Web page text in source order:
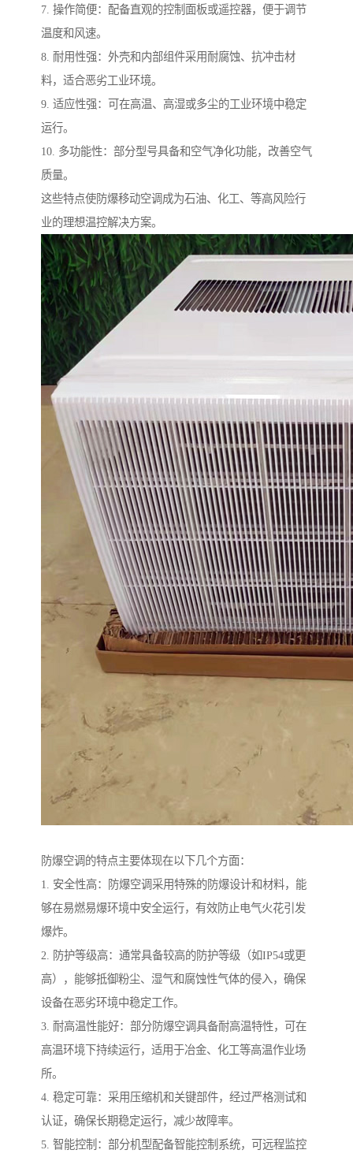
7. 操作简便：配备直观的控制面板或遥控器，便于调节
温度和风速。
8. 耐用性强：外壳和内部组件采用耐腐蚀、抗冲击材
料，适合恶劣工业环境。
9. 适应性强：可在高温、高湿或多尘的工业环境中稳定
运行。
10. 多功能性：部分型号具备和空气净化功能，改善空气
质量。
这些特点使防爆移动空调成为石油、化工、等高风险行
业的理想温控解决方案。
防爆空调的特点主要体现在以下几个方面：
1. 安全性高：防爆空调采用特殊的防爆设计和材料，能
够在易燃易爆环境中安全运行，有效防止电气火花引发
爆炸。
2. 防护等级高：通常具备较高的防护等级（如IP54或更
高），能够抵御粉尘、湿气和腐蚀性气体的侵入，确保
设备在恶劣环境中稳定工作。
3. 耐高温性能好：部分防爆空调具备耐高温特性，可在
高温环境下持续运行，适用于冶金、化工等高温作业场
所。
4. 稳定可靠：采用压缩机和关键部件，经过严格测试和
认证，确保长期稳定运行，减少故障率。
5. 智能控制：部分机型配备智能控制系统，可远程监控